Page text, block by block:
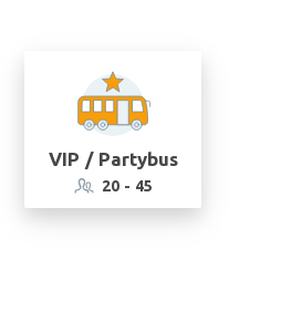
VIP / Partybus
20 - 45